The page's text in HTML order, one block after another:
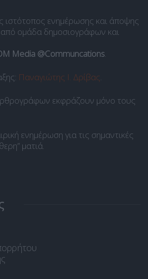
ιστότοπος ενημέρωσης και άποψης
από ομάδα δημοσιογράφων και
Media @Communcations.
Παναγιώτης Ι. Δρίβας.
εκφράζουν μόνο τους
ενημέρωση για τις σημαντικές
ματιά.